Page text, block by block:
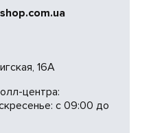
16А
центра:
с 09:00 до